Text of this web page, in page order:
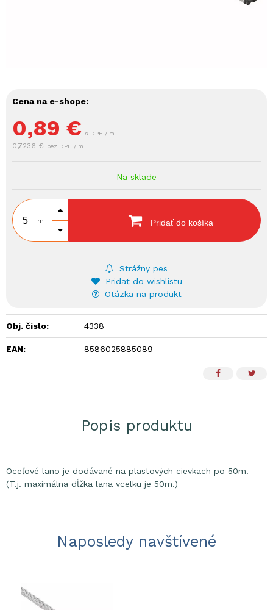
Cena na e-shope:
0,89 € s DPH / m
0,7236 € bez DPH / m
Na sklade
m Pridať do košíka
Strážny pes
Pridať do wishlistu
Otázka na produkt
Obj. čislo: 4338
EAN: 8586025885089
Popis produktu
Oceľové lano je dodávané na plastových cievkach po 50m.
(T.j. maximálna dĺžka lana vcelku je 50m.)
Naposledy navštívené